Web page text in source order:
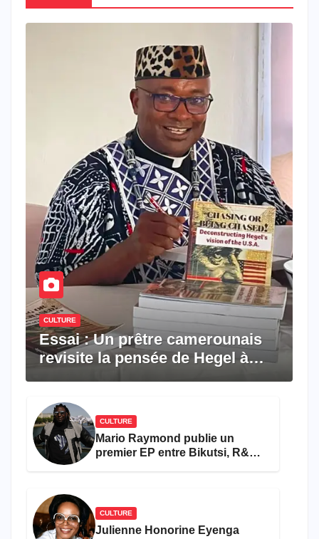
CULTURE
Essai : Un prêtre camerounais
revisite la pensée de Hegel à
CULTURE
Mario Raymond publie un
premier EP entre Bikutsi, R&B
CULTURE
Julienne Honorine Eyenga